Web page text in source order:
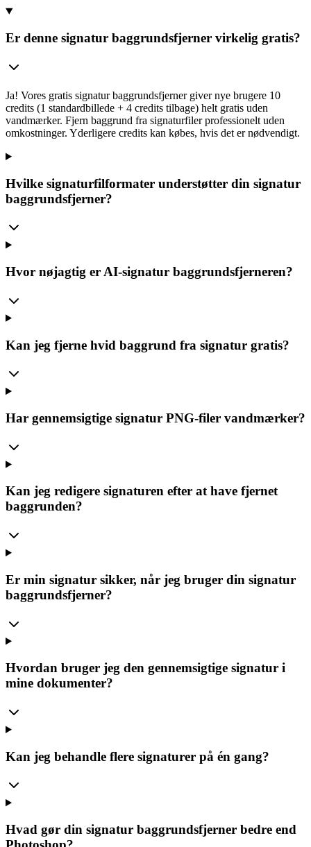
Er denne signatur baggrundsfjerner virkelig gratis?
Ja! Vores gratis signatur baggrundsfjerner giver nye brugere 10
credits (1 standardbillede + 4 credits tilbage) helt gratis uden
vandmærker. Fjern baggrund fra signaturfiler professionelt uden
omkostninger. Yderligere credits kan købes, hvis det er nødvendigt.
Hvilke signaturfilformater understøtter din signatur
baggrundsfjerner?
Hvor nøjagtig er AI-signatur baggrundsfjerneren?
Kan jeg fjerne hvid baggrund fra signatur gratis?
Har gennemsigtige signatur PNG-filer vandmærker?
Kan jeg redigere signaturen efter at have fjernet
baggrunden?
Er min signatur sikker, når jeg bruger din signatur
baggrundsfjerner?
Hvordan bruger jeg den gennemsigtige signatur i
mine dokumenter?
Kan jeg behandle flere signaturer på én gang?
Hvad gør din signatur baggrundsfjerner bedre end